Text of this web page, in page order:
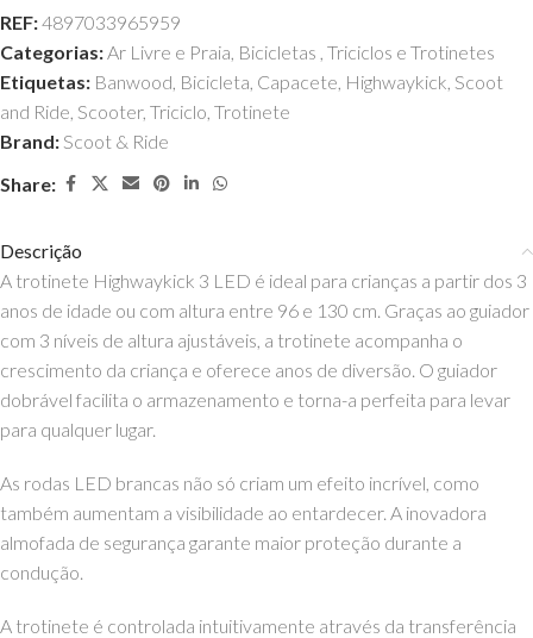
REF:4897033965959
Categorias:Ar Livre e Praia, Bicicletas , Triciclos e Trotinetes
Etiquetas: Banwood, Bicicleta, Capacete, Highwaykick, Scoot
and Ride, Scooter, Triciclo, Trotinete
Brand:Scoot & Ride
Share:
Descrição
A trotinete Highwaykick 3 LED é ideal para crianças a partir dos 3
anos de idade ou com altura entre 96 e 130 cm. Graças ao guiador
com 3 níveis de altura ajustáveis, a trotinete acompanha o
crescimento da criança e oferece anos de diversão. O guiador
dobrável facilita o armazenamento e torna-a perfeita para levar
para qualquer lugar.
As rodas LED brancas não só criam um efeito incrível, como
também aumentam a visibilidade ao entardecer. A inovadora
almofada de segurança garante maior proteção durante a
condução.
A trotinete é controlada intuitivamente através da transferência